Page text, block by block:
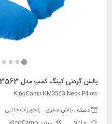
بالش گردنی کینگ کمپ مدل KingCamp KM3563
KingCamp KM3563 Neck Pillow
دسته: بالش سفری تجهیزات جانبی